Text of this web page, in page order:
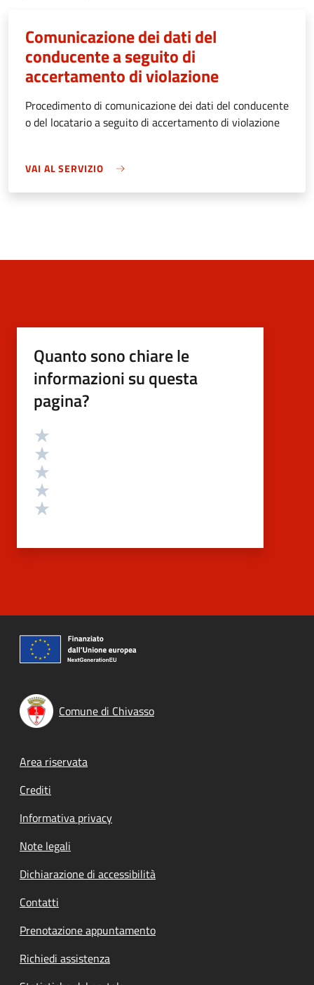
Comunicazione dei dati del
conducente a seguito di
accertamento di violazione
Procedimento di comunicazione dei dati del conducente
o del locatario a seguito di accertamento di violazione
VAI AL SERVIZIO
Quanto sono chiare le
informazioni su questa
pagina?
Valutazione
Comune di Chivasso
Footer menu
Area riservata
Crediti
Informativa privacy
Note legali
Dichiarazione di accessibilità
Contatti
Prenotazione appuntamento
Richiedi assistenza